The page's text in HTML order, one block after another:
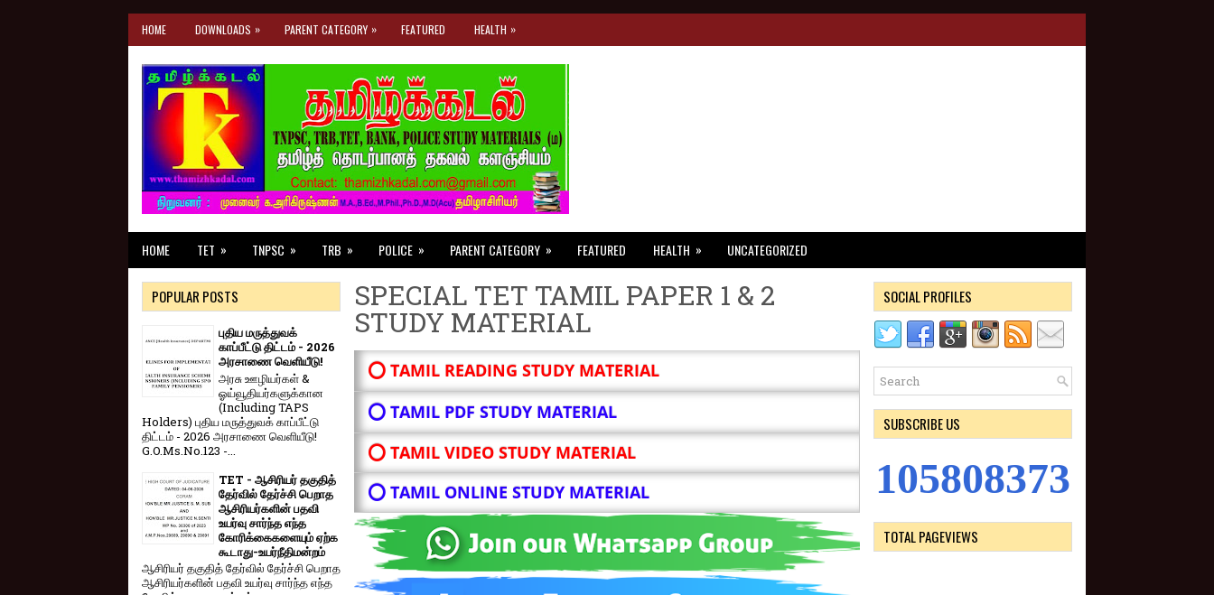
HOME DOWNLOADS » PARENT CATEGORY » FEATURED HEALTH »
HOME TET » TNPSC » TRB » POLICE » PARENT CATEGORY » FEATURED HEALTH » UNCATEGORIZED
SPECIAL TET TAMIL PAPER 1 & 2
STUDY MATERIAL
⭕ TAMIL READING STUDY MATERIAL
⭕ TAMIL PDF STUDY MATERIAL
⭕ TAMIL VIDEO STUDY MATERIAL
⭕ TAMIL ONLINE STUDY MATERIAL
POPULAR POSTS
புதிய மருத்துவக்
காப்பீட்டு திட்டம் - 2026
அரசாணை வெளியீடு!
அரசு ஊழியர்கள் &
ஓய்வூதியர்களுக்கான
(Including TAPS
Holders) புதிய மருத்துவக் காப்பீட்டு
திட்டம் - 2026 அரசாணை வெளியீடு!
G.O.Ms.No.123 -...
TET - ஆசிரியர் தகுதித்
தேர்வில் தேர்ச்சி பெறாத
ஆசிரியர்களின் பதவி
உயர்வு சார்ந்த எந்த
கோரிக்கைகளையும் ஏற்க
கூடாது-உயர்நீதிமன்றம்
ஆசிரியர் தகுதித் தேர்வில் தேர்ச்சி பெறாத
ஆசிரியர்களின் பதவி உயர்வு சார்ந்த எந்த
SOCIAL PROFILES
SUBSCRIBE US
105808373
TOTAL PAGEVIEWS